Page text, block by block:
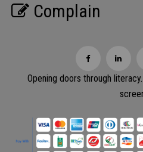
Complain
Opening doors through